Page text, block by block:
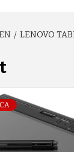
LENOVO